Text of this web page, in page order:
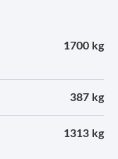
1700 kg
387 kg
1313 kg